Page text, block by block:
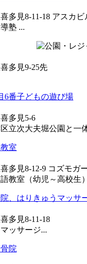
多見8-11-18 アスカビ
塾 ...
多見9-25先
6番子どもの遊び場
多見5-6
立次大夫堀公園と一
室
多見8-12-9 コズモガ
教室（幼児～高校生
、はりきゅうマッサ
多見8-11-18
ッサージ...
院